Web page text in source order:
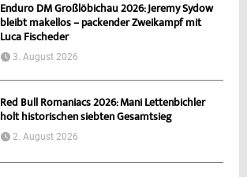
Enduro DM Großlöbichau 2026: Jeremy Sydow
bleibt makellos – packender Zweikampf mit
Luca Fischeder
3. August 2026
Red Bull Romaniacs 2026: Mani Lettenbichler
holt historischen siebten Gesamtsieg
2. August 2026